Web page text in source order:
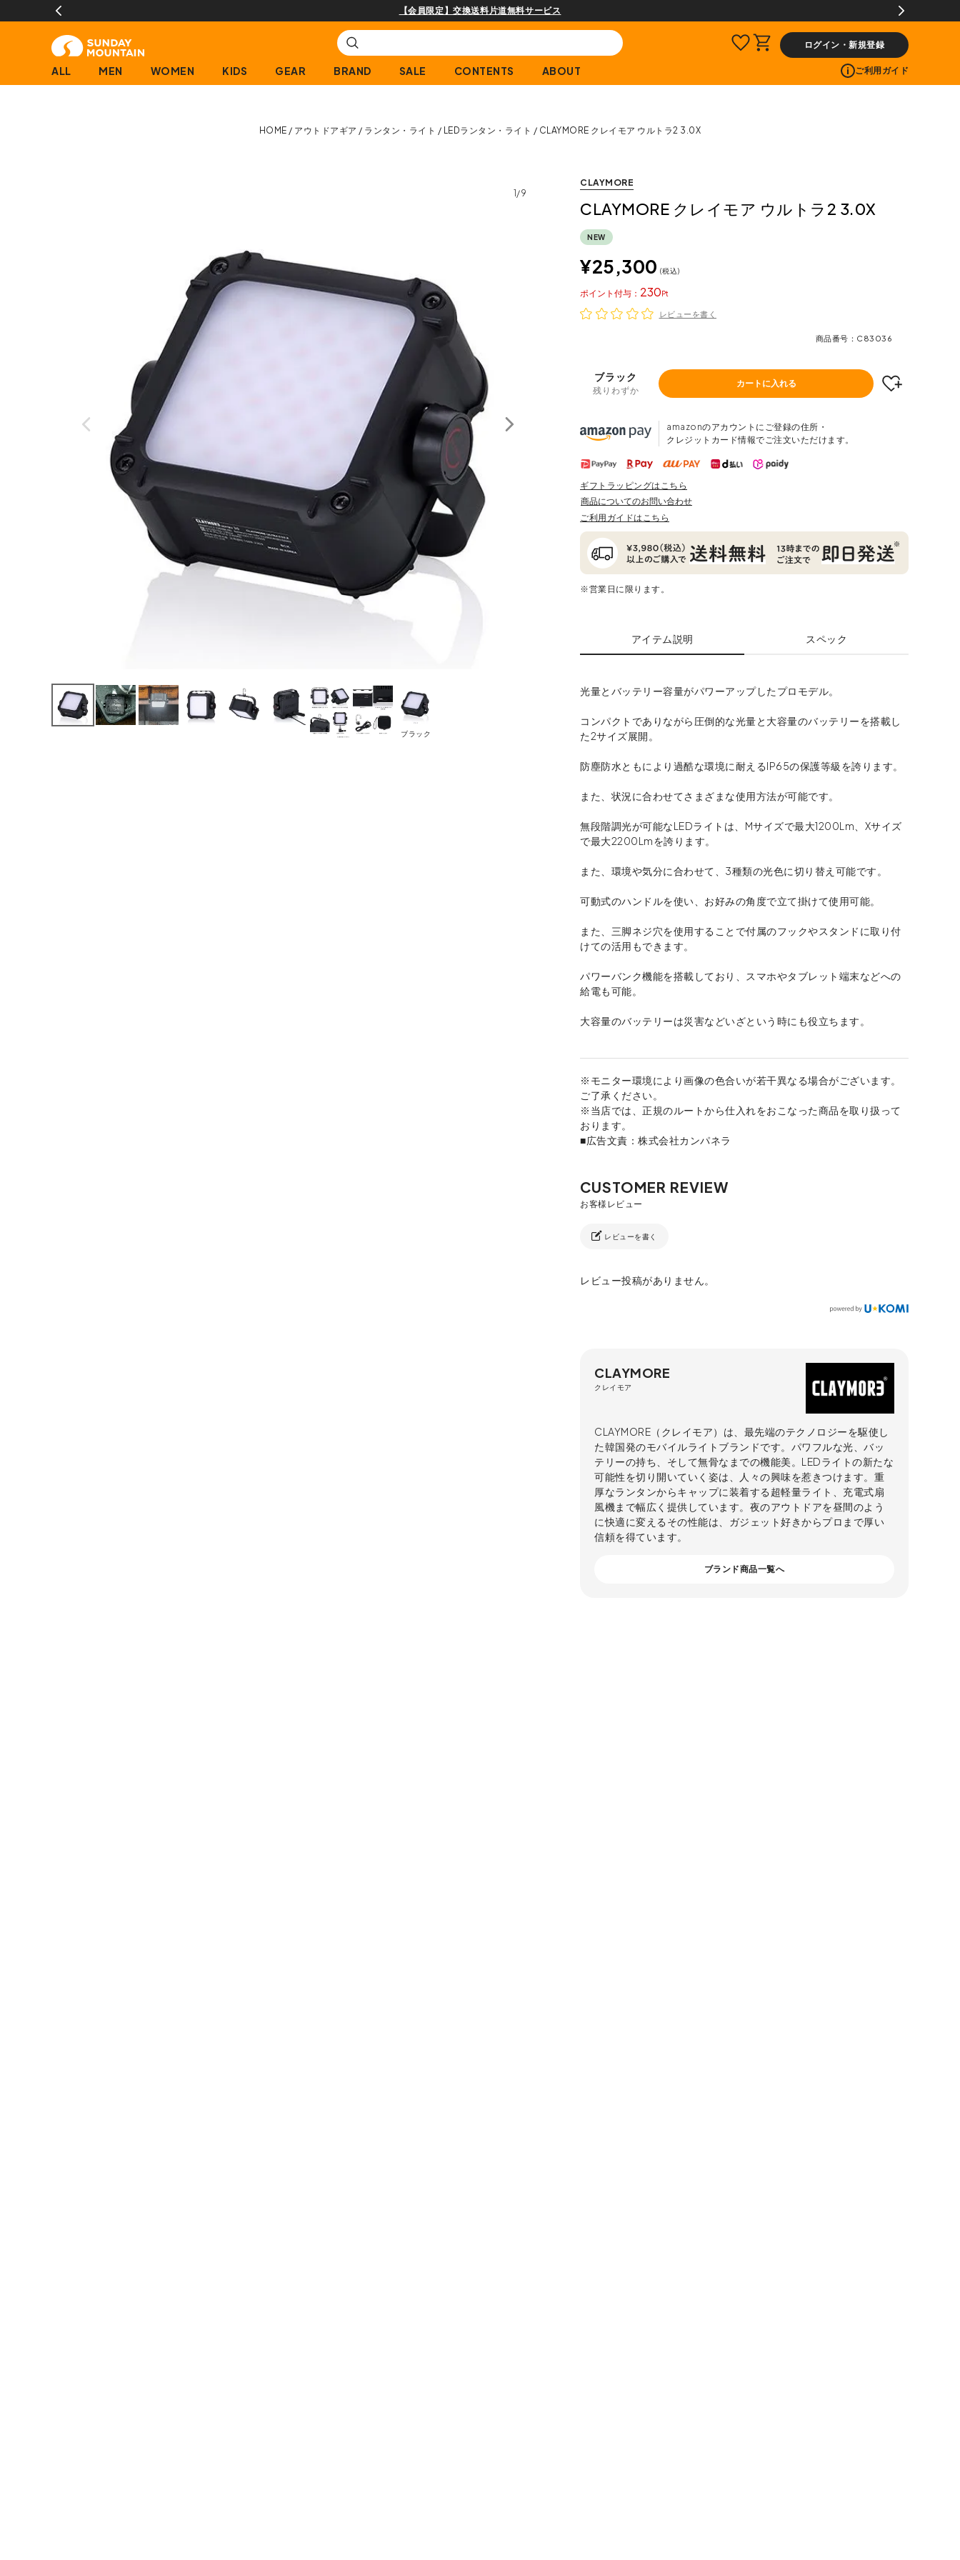
【会員限定】交換送料片道無料サービス
ログイン・新規登録
ALL MEN WOMEN KIDS GEAR BRAND SALE CONTENTS ABOUT ご利用ガイド
HOME アウトドアギア ランタン・ライト LEDランタン・ライト CLAYMORE クレイモア ウルトラ2 3.0X
1/9
ブラック
CLAYMORE
CLAYMORE クレイモア ウルトラ2 3.0X
NEW
¥25,300 税込
230
ポイント
レビューを書く
商品番号 C83036
ブラック
残りわずか
カートに入れる
amazonのアカウントにご登録の住所・
クレジットカード情報でご注文いただけます。
ギフトラッピングはこちら
商品についてのお問い合わせ
ご利用ガイドはこちら
※営業日に限ります。
アイテム説明 スペック
光量とバッテリー容量がパワーアップしたプロモデル。
コンパクトでありながら圧倒的な光量と大容量のバッテリーを搭載し
た2サイズ展開。
防塵防水ともにより過酷な環境に耐えるIP65の保護等級を誇ります。
また、状況に合わせてさまざまな使用方法が可能です。
無段階調光が可能なLEDライトは、Mサイズで最大1200Lm、Xサイズ
で最大2200Lmを誇ります。
また、環境や気分に合わせて、3種類の光色に切り替え可能です。
可動式のハンドルを使い、お好みの角度で立て掛けて使用可能。
また、三脚ネジ穴を使用することで付属のフックやスタンドに取り付
けての活用もできます。
パワーバンク機能を搭載しており、スマホやタブレット端末などへの
給電も可能。
大容量のバッテリーは災害などいざという時にも役立ちます。
※モニター環境により画像の色合いが若干異なる場合がございます。
ご了承ください。
※当店では、正規のルートから仕入れをおこなった商品を取り扱って
おります。
■広告文責：株式会社カンパネラ
レビューを書く
レビュー投稿がありません。
CLAYMORE
クレイモア
CLAYMORE（クレイモア）は、最先端のテクノロジーを駆使し
た韓国発のモバイルライトブランドです。パワフルな光、バッ
テリーの持ち、そして無骨なまでの機能美。LEDライトの新たな
可能性を切り開いていく姿は、人々の興味を惹きつけます。重
厚なランタンからキャップに装着する超軽量ライト、充電式扇
風機まで幅広く提供しています。夜のアウトドアを昼間のよう
に快適に変えるその性能は、ガジェット好きからプロまで厚い
信頼を得ています。
ブランド商品一覧へ